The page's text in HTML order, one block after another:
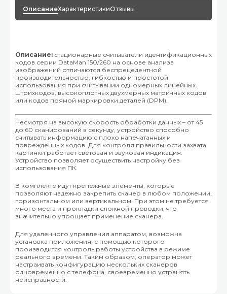
ОписаниеХарактеристикиОтзывы
Описание: стационарные считыватели идентификационных
кодов серии DataMan 150/260 на основе анализа
изображений отличаются беспрецедентной
производительностью, гибкостью и простотой
использования при считывании одномерных линейных
штрихкодов, высокоплотных двухмерных матричных кодов
или кодов прямой маркировки деталей (DPM).
Несмотря на высокую скорость обработки данных – от 45
до 60 сканирований в секунду, устройство способно
считывать информацию с плохо напечатанных и
поврежденных кодов. Для контроля правильности захвата
картинки работает световая и звуковая индикация.
Устройство позволяет осуществить настройку без
использования ПК.
В комплекте идут крепежные элементы, которые
позволяют надежно закрепить сканер в любом положении,
горизонтальном или вертикальном. При этом не требуется
много места и прокладки сложной проводки, что
значительно упрощает применение сканера.
Для удаленного управления аппаратом, возможна
установка приложения, с помощью которого
производится контроль работы устройства в режиме
реального времени. Таким образом, оператор может
настраивать конфигурацию нескольких сканеров
одновременно с телефона, своевременно устранять
неисправности.